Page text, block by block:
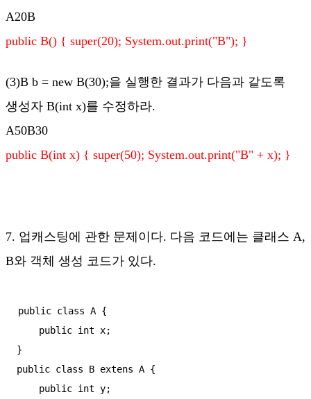
A20B
public B() { super(20); System.out.print("B"); }
(3)B b = new B(30);을 실행한 결과가 다음과 같도록
생성자 B(int x)를 수정하라.
A50B30
public B(int x) { super(50); System.out.print("B" + x); }
7. 업캐스팅에 관한 문제이다. 다음 코드에는 클래스 A,
B와 객체 생성 코드가 있다.
public class A {
}
public class B extens A {